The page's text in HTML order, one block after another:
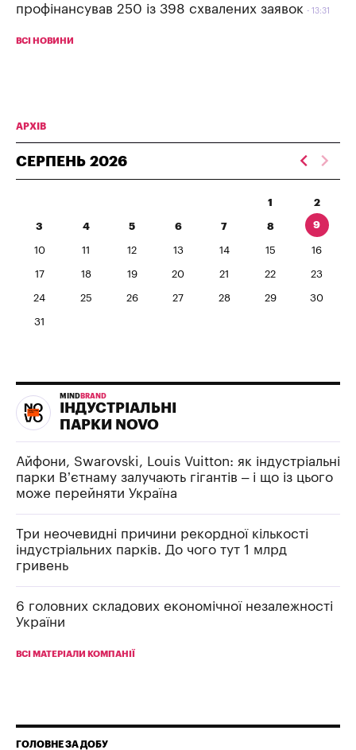
профінансував 250 із 398 схвалених заявок 13:31
ВСІ НОВИНИ
АРХІВ
СЕРПЕНЬ 2026
1 2
3 4 5 6 7 8 9
10 11 12 13 14 15 16
17 18 19 20 21 22 23
24 25 26 27 28 29 30
31
MIND BRAND
ІНДУСТРІАЛЬНІ
ПАРКИ NOVO
Айфони, Swarovski, Louis Vuitton: як індустріальні
парки В’єтнаму залучають гігантів – і що із цього
може перейняти Україна
Три неочевидні причини рекордної кількості
індустріальних парків. До чого тут 1 млрд
гривень
6 головних складових економічної незалежності
України
ВСІ МАТЕРІАЛИ КОМПАНІЇ
ГОЛОВНЕ ЗА ДОБУ